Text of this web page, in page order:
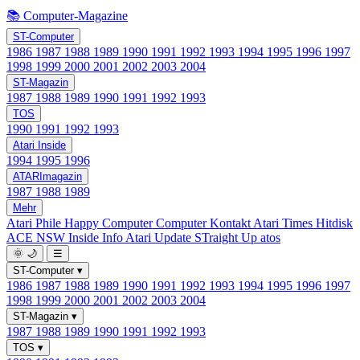
📚 Computer-Magazine
ST-Computer
1986 1987 1988 1989 1990 1991 1992 1993 1994 1995 1996 1997
1998 1999 2000 2001 2002 2003 2004
ST-Magazin
1987 1988 1989 1990 1991 1992 1993
TOS
1990 1991 1992 1993
Atari Inside
1994 1995 1996
ATARImagazin
1987 1988 1989
Mehr
Atari Phile Happy ComputerComputer Kontakt Atari Times Hitdisk
ACE NSW Inside Info Atari Update STraight Up atos
🌞 🌙
☰
ST-Computer ▾
1986 1987 1988 1989 1990 1991 1992 1993 1994 1995 1996 1997
1998 1999 2000 2001 2002 2003 2004
ST-Magazin ▾
1987 1988 1989 1990 1991 1992 1993
TOS ▾